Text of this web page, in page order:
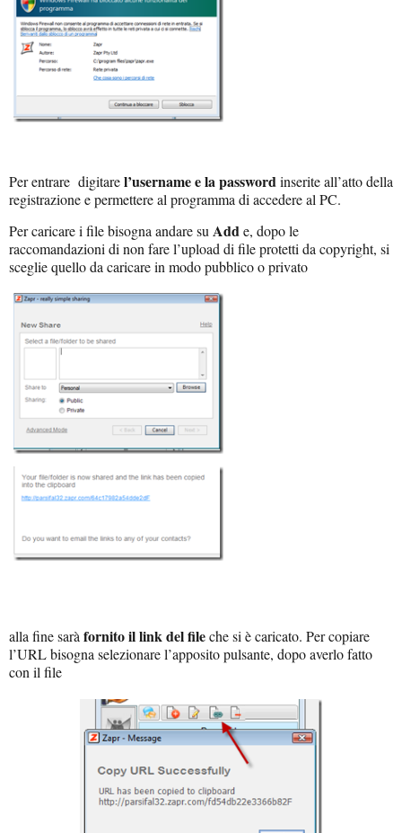
Per entrare digitarel’username e la passwordinserite all’atto della
registrazione e permettere al programma di accedere al PC.
Per caricare i file bisogna andare su Adde, dopo le
raccomandazioni di non fare l’upload di file protetti da copyright, si
sceglie quello da caricare in modo pubblico o privato
alla fine saràfornito il link del fileche si è caricato. Per copiare
l’URL bisogna selezionare l’apposito pulsante, dopo averlo fatto
con il file